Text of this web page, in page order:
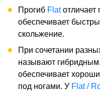
Прогиб Flatотличает
обеспечивает
скольжение.
При сочетании
называют
обеспечивает
под ногами. У Flat /